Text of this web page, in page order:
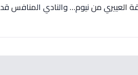
من نيوم… والنادي المنافس قد